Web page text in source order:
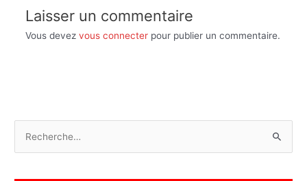
Laisser un commentaire
Vous devez vous connecterpour publier un commentaire.